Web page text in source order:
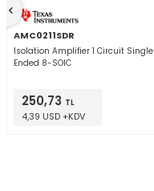
AMC0211SDR
Isolation Amplifier 1 Circuit
Ended 8-SOIC
250,73 TL
4,39 USD +KDV